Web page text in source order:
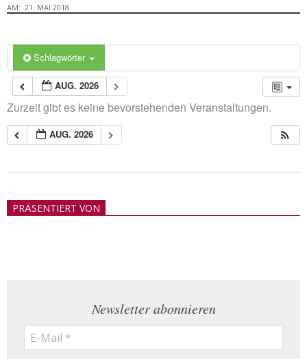
AM: 21. MAI 2018
Schlagwörter
AUG. 2026
Zurzeit gibt es keine bevorstehenden Veranstaltungen.
AUG. 2026
21PRÄSENTIERT VON
Newsletter abonnieren